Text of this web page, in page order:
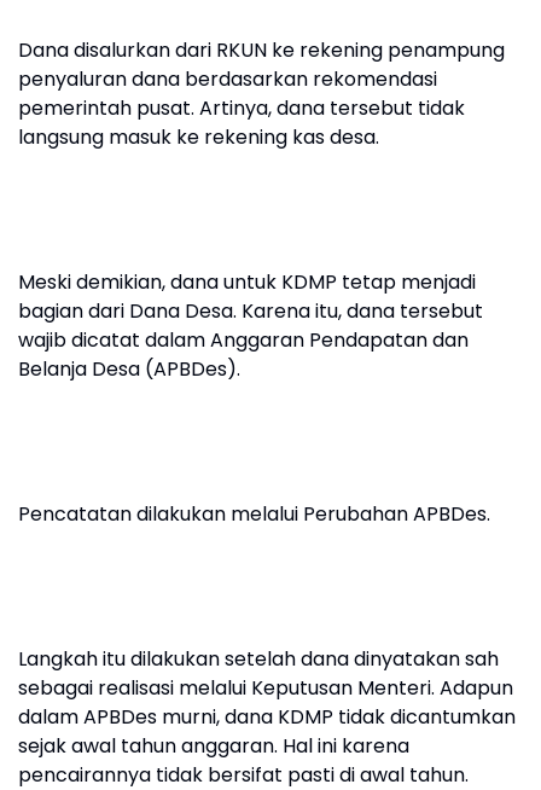
Dana disalurkan dari RKUN ke rekening penampung
penyaluran dana berdasarkan rekomendasi
pemerintah pusat. Artinya, dana tersebut tidak
langsung masuk ke rekening kas desa.
Meski demikian, dana untuk KDMP tetap menjadi
bagian dari Dana Desa. Karena itu, dana tersebut
wajib dicatat dalam Anggaran Pendapatan dan
Belanja Desa (APBDes).
Pencatatan dilakukan melalui Perubahan APBDes.
Langkah itu dilakukan setelah dana dinyatakan sah
sebagai realisasi melalui Keputusan Menteri. Adapun
dalam APBDes murni, dana KDMP tidak dicantumkan
sejak awal tahun anggaran. Hal ini karena
pencairannya tidak bersifat pasti di awal tahun.